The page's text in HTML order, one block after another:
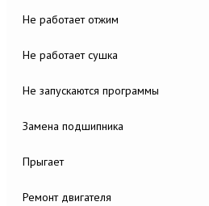
Не работает отжим
Не работает сушка
Не запускаются программы
Замена подшипника
Прыгает
Ремонт двигателя